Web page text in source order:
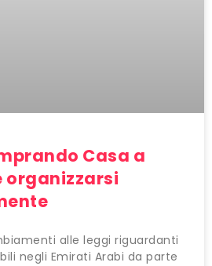
Casa a
organizzarsi
alle leggi riguardanti
negli Emirati Arabi da parte